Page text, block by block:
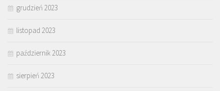
grudzień 2023
listopad 2023
październik 2023
sierpień 2023